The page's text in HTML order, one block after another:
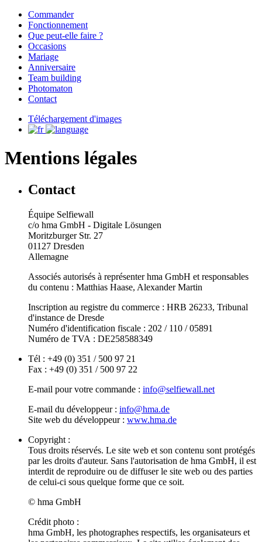
Commander
Fonctionnement
Que peut-elle faire ?
Occasions
Mariage
Anniversaire
Team building
Photomaton
Contact
Téléchargement d'images
Mentions légales
Contact
Équipe Selfiewall
c/o hma GmbH - Digitale Lösungen
Moritzburger Str. 27
01127 Dresden
Allemagne
Associés autorisés à représenter hma GmbH et responsables
du contenu : Matthias Haase, Alexander Martin
Inscription au registre du commerce : HRB 26233, Tribunal
d'instance de Dresde
Numéro d'identification fiscale : 202 / 110 / 05891
Numéro de TVA : DE258588349
Tél : +49 (0) 351 / 500 97 21
Fax : +49 (0) 351 / 500 97 22
E-mail pour votre commande : info@selfiewall.net
E-mail du développeur : info@hma.de
Site web du développeur : www.hma.de
Copyright :
Tous droits réservés. Le site web et son contenu sont protégés
par les droits d'auteur. Sans l'autorisation de hma GmbH, il est
interdit de reproduire ou de diffuser le site web ou des parties
de celui-ci sous quelque forme que ce soit.
© hma GmbH
Crédit photo :
hma GmbH, les photographes respectifs, les organisateurs et